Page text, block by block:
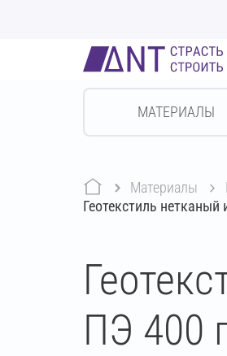
МАТЕРИАЛЫ
Материалы
Геотекстиль
ПЭ 400